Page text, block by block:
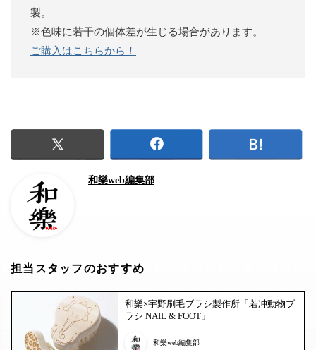
製。
※色味に若干の個体差が生じる場合があります。
ご購入はこちらから！
和樂web編集部
担当スタッフのおすすめ
和樂×宇野刷毛ブラシ製作所「若冲動物ブ
ラシ NAIL & FOOT」
和樂web編集部